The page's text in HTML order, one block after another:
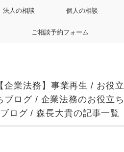
法人の相談 個人の相談
ご相談予約フォーム
【企業法務】事業再生 / お役立
ブログ/ 企業法務のお役立ち
ブログ/森長大貴の記事一覧